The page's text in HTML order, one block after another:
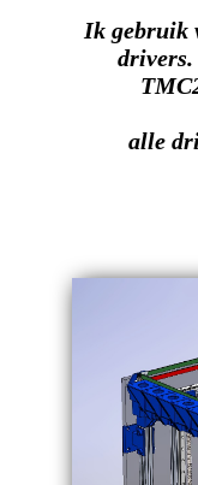
Ik gebruik
drivers.
alle